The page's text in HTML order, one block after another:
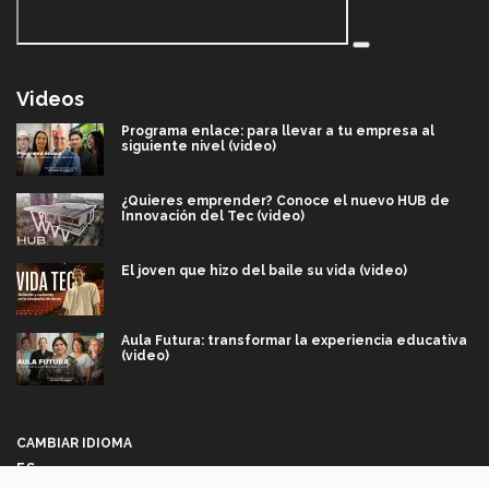
Videos
Programa enlace: para llevar a tu empresa al
siguiente nivel (video)
¿Quieres emprender? Conoce el nuevo HUB de
Innovación del Tec (video)
El joven que hizo del baile su vida (video)
Aula Futura: transformar la experiencia educativa
(video)
CAMBIAR IDIOMA
ES